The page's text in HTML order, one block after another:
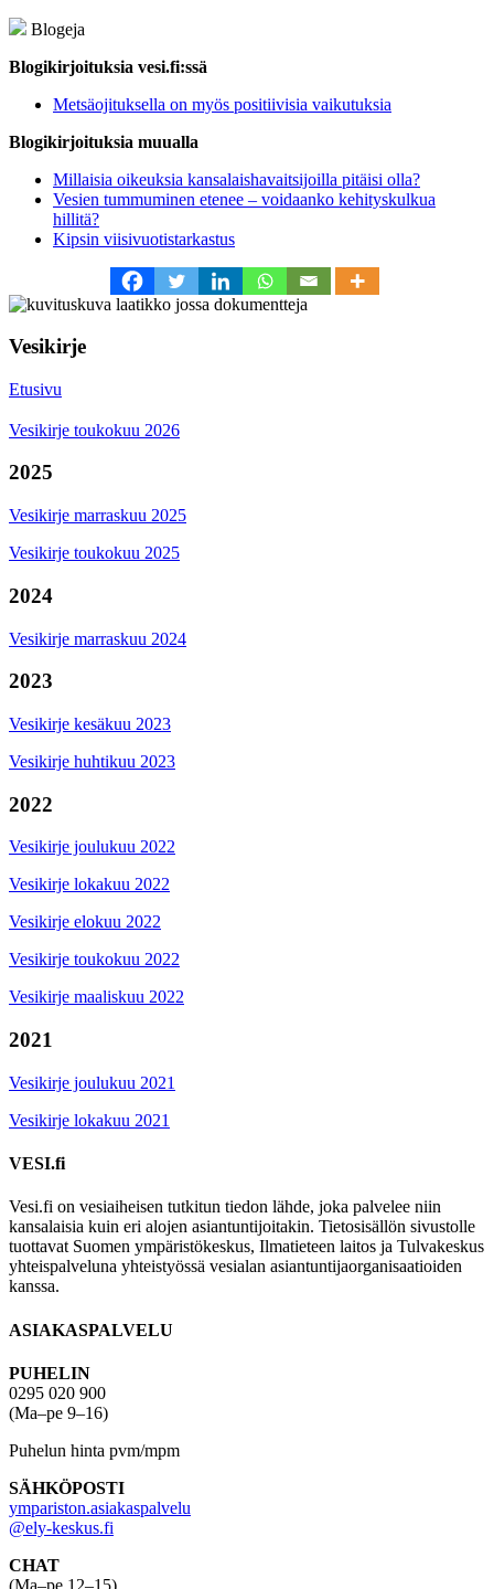
Blogeja
Blogikirjoituksia vesi.fi:ssä
Metsäojituksella on myös positiivisia vaikutuksia
Blogikirjoituksia muualla
Millaisia oikeuksia kansalaishavaitsijoilla pitäisi olla?
Vesien tummuminen etenee – voidaanko kehityskulkua
hillitä?
Kipsin viisivuotistarkastus
Vesikirje
Etusivu
Vesikirje toukokuu 2026
2025
Vesikirje marraskuu 2025
Vesikirje toukokuu 2025
2024
Vesikirje marraskuu 2024
2023
Vesikirje kesäkuu 2023
Vesikirje huhtikuu 2023
2022
Vesikirje joulukuu 2022
Vesikirje lokakuu 2022
Vesikirje elokuu 2022
Vesikirje toukokuu 2022
Vesikirje maaliskuu 2022
2021
Vesikirje joulukuu 2021
Vesikirje lokakuu 2021
VESI.fi
Vesi.fi on vesiaiheisen tutkitun tiedon lähde, joka palvelee niin
kansalaisia kuin eri alojen asiantuntijoitakin. Tietosisällön sivustolle
tuottavat Suomen ympäristökeskus, Ilmatieteen laitos ja Tulvakeskus
yhteispalveluna yhteistyössä vesialan asiantuntijaorganisaatioiden
kanssa.
ASIAKASPALVELU
PUHELIN
0295 020 900
(Ma–pe 9–16)
Puhelun hinta pvm/mpm
SÄHKÖPOSTI
ympariston.asiakaspalvelu
@ely-keskus.fi
CHAT
(Ma–pe 12–15)